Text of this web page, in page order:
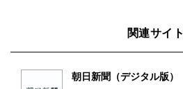
関連サイト
朝日新聞（デジタル版）